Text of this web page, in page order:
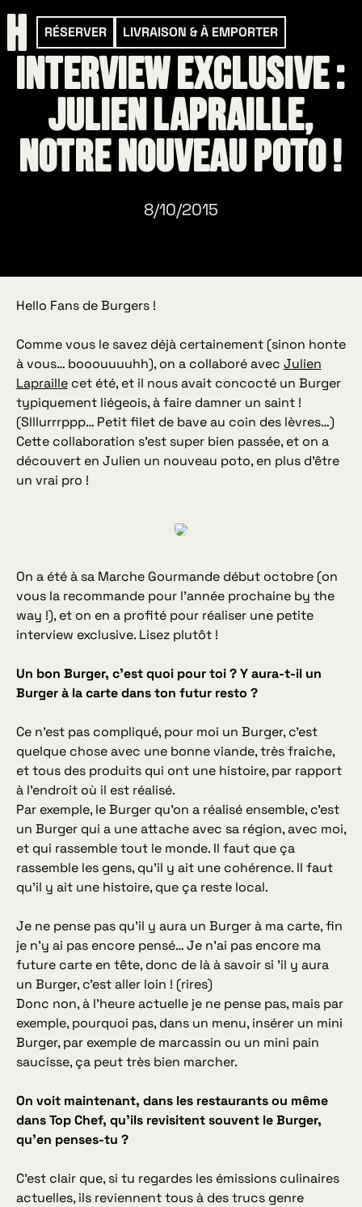
RÉSERVER LIVRAISON & À EMPORTER
Interview exclusive :
Julien Lapraille,
notre nouveau poto !
8/10/2015
Hello Fans de Burgers !
Comme vous le savez déjà certainement (sinon honte
à vous… booouuuuhh), on a collaboré avec Julien
Lapraillecet été, et il nous avait concocté un Burger
typiquement liégeois, à faire damner un saint !
(Slllurrrppp… Petit filet de bave au coin des lèvres…)
Cette collaboration s’est super bien passée, et on a
découvert en Julien un nouveau poto, en plus d’être
un vrai pro !
On a été à sa Marche Gourmande début octobre (on
vous la recommande pour l’année prochaine by the
way !), et on en a profité pour réaliser une petite
interview exclusive. Lisez plutôt !
Un bon Burger, c’est quoi pour toi ? Y aura-t-il un
Burger à la carte dans ton futur resto ?
Ce n’est pas compliqué, pour moi un Burger, c’est
quelque chose avec une bonne viande, très fraiche,
et tous des produits qui ont une histoire, par rapport
à l’endroit où il est réalisé.
Par exemple, le Burger qu’on a réalisé ensemble, c’est
un Burger qui a une attache avec sa région, avec moi,
et qui rassemble tout le monde. Il faut que ça
rassemble les gens, qu’il y ait une cohérence. Il faut
qu’il y ait une histoire, que ça reste local.
Je ne pense pas qu’il y aura un Burger à ma carte, fin
je n’y ai pas encore pensé… Je n’ai pas encore ma
future carte en tête, donc de là à savoir si ’il y aura
un Burger, c’est aller loin ! (rires)
Donc non, à l’heure actuelle je ne pense pas, mais par
exemple, pourquoi pas, dans un menu, insérer un mini
Burger, par exemple de marcassin ou un mini pain
saucisse, ça peut très bien marcher.
On voit maintenant, dans les restaurants ou même
dans Top Chef, qu’ils revisitent souvent le Burger,
qu’en penses-tu ?
C’est clair que, si tu regardes les émissions culinaires
actuelles, ils reviennent tous à des trucs genre